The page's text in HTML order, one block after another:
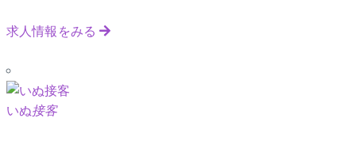
求人情報をみる
いぬ接客